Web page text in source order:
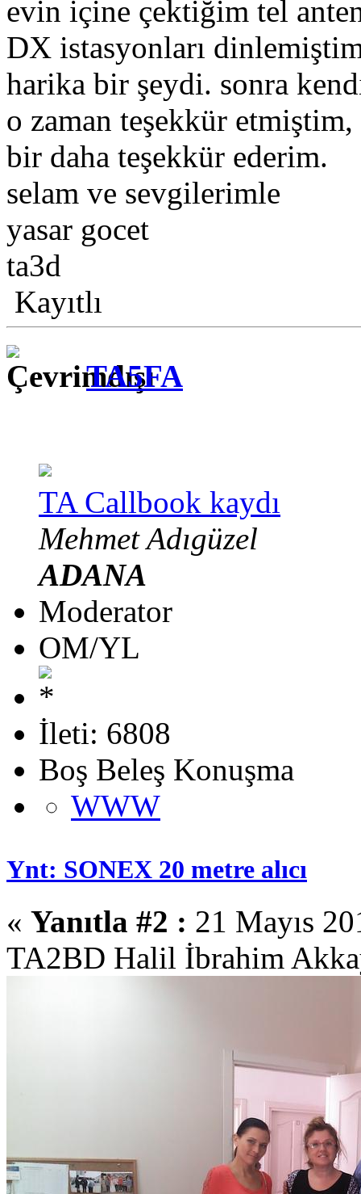
evin içine çektiğim tel
DX istasyonları
harika bir şeydi. sonra
o zaman teşekkür
bir daha teşekkür ederim.
selam ve sevgilerimle
yasar gocet
ta3d
Kayıtlı
TA5FA
TA Callbook kaydı
Mehmet Adıgüzel
ADANA
Moderator
OM/YL
İleti: 6808
Boş Beleş Konuşma
WWW
Ynt: SONEX 20 metre alıcı
« Yanıtla #2 : 21 Mayıs
TA2BD Halil İbrahim